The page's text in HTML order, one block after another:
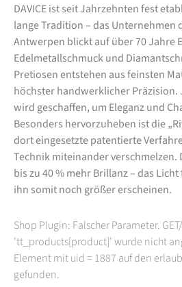
DAVICE ist seit Jahrzehnten fest
lange Tradition – das Unternehmen
Antwerpen blickt auf über 70 Jahre
Edelmetallschmuck und
Pretiosen entstehen aus feinsten
höchster handwerklicher Präzision.
wird geschaffen, um Eleganz und
Besonders hervorzuheben ist die
dort eingesetzte patentierte
Technik miteinander verschmelzen.
bis zu 40 % mehr Brillanz – das
ihn somit noch größer erscheinen.
Shop Plugin: Falscher Parameter.
'tt_products[product]' wurde nicht
Element mit uid = 1887 auf den
gefunden.